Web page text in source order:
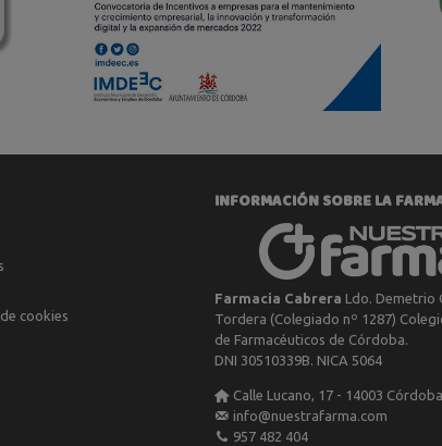
cookies
INFORMACIÓN SOBRE LA
Farmacia Cabrera Ldo. Demetrio
Tordera (Colegiado nº 1287)
de Farmacéuticos de Córdoba.
DNI 30510339B. NICA 5064
Calle Lucano, 17 - 14003 Córdoba
info@nuestrafarma.com
957 482 404